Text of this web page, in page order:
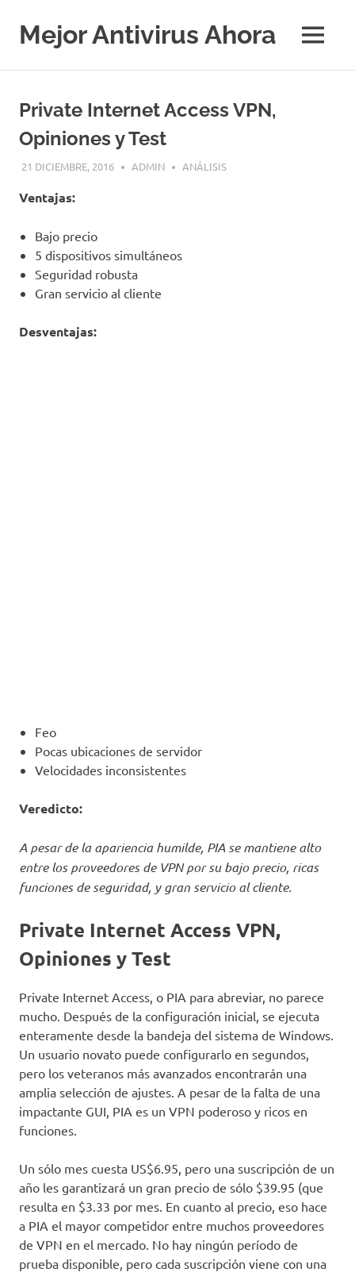
contenido
Mejor Antivirus Ahora MENÚ
Private Internet Access VPN,
Opiniones y Test
21 DICIEMBRE, 2016 ADMIN ANÁLISIS
Ventajas:
Bajo precio
5 dispositivos simultáneos
Seguridad robusta
Gran servicio al cliente
Desventajas:
Feo
Pocas ubicaciones de servidor
Velocidades inconsistentes
Veredicto:
A pesar de la apariencia humilde, PIA se mantiene alto
entre los proveedores de VPN por su bajo precio, ricas
funciones de seguridad, y gran servicio al cliente.
Private Internet Access VPN,
Opiniones y Test
Private Internet Access, o PIA para abreviar, no parece
mucho. Después de la configuración inicial, se ejecuta
enteramente desde la bandeja del sistema de Windows.
Un usuario novato puede configurarlo en segundos,
pero los veteranos más avanzados encontrarán una
amplia selección de ajustes. A pesar de la falta de una
impactante GUI, PIA es un VPN poderoso y ricos en
funciones.
Un sólo mes cuesta US$6.95, pero una suscripción de un
año les garantizará un gran precio de sólo $39.95 (que
resulta en $3.33 por mes. En cuanto al precio, eso hace
a PIA el mayor competidor entre muchos proveedores
de VPN en el mercado. No hay ningún período de
prueba disponible, pero cada suscripción viene con una